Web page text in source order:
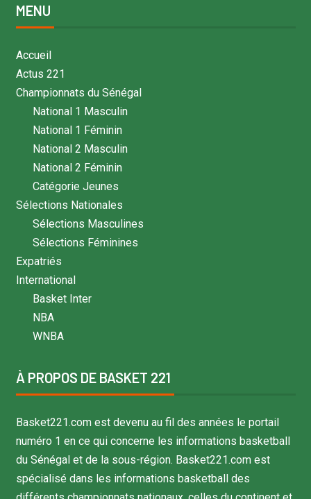
MENU
Accueil
Actus 221
Championnats du Sénégal
National 1 Masculin
National 1 Féminin
National 2 Masculin
National 2 Féminin
Catégorie Jeunes
Sélections Nationales
Sélections Masculines
Sélections Féminines
Expatriés
International
Basket Inter
NBA
WNBA
À PROPOS DE BASKET 221
Basket221.com est devenu au fil des années le portail
numéro 1 en ce qui concerne les informations basketball
du Sénégal et de la sous-région. Basket221.com est
spécialisé dans les informations basketball des